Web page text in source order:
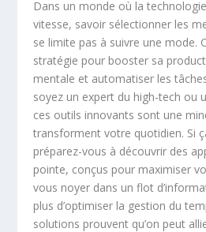
Dans un monde où la
vitesse, savoir sélectionner les
se limite pas à suivre une mode.
stratégie pour booster sa
mentale et automatiser les
soyez un expert du high-tech ou
ces outils innovants sont une
transforment votre quotidien. Si
préparez-vous à découvrir des
pointe, conçus pour maximiser
vous noyer dans un flot
plus d’optimiser la gestion du
solutions prouvent qu’on peut